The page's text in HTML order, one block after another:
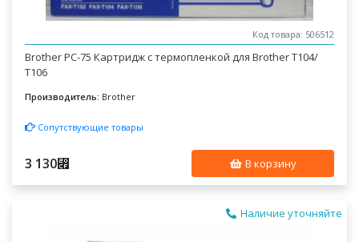
Код товара: 506512
Brother PC-75 Картридж с термопленкой для Brother T104/
T106
Производитель: Brother
Сопутствующие товары
3 130⃏ В корзину
Наличие уточняйте